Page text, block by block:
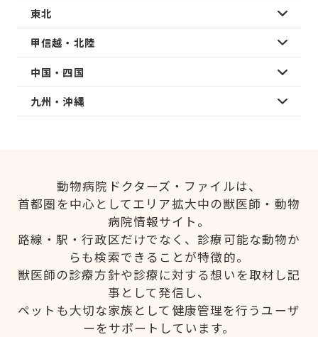
東北
甲信越・北陸
中国・四国
九州・沖縄
動物病院ドクターズ・ファイルは、
首都圏を中心としてエリア拡大中の獣医師・動物
病院情報サイト。
路線・駅・行政区だけでなく、診療可能な動物か
らも検索できることが特徴的。
獣医師の診療方針や診療に対する想いを取材し記
事として発信し、
ペットも大切な家族として健康管理を行うユーザ
ーをサポートしています。